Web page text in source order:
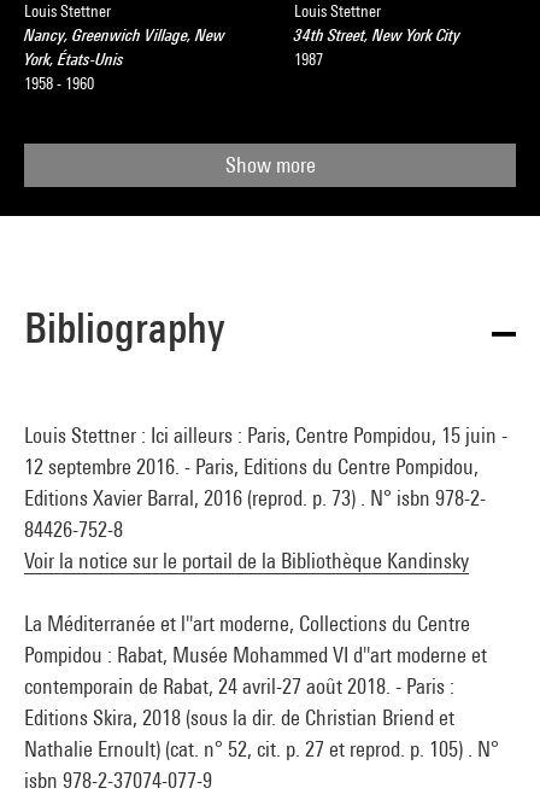
Louis Stettner
Nancy, Greenwich Village, New
York, États-Unis
1958 - 1960
Louis Stettner
34th Street, New York City
1987
Show more
Bibliography
Louis Stettner : Ici ailleurs : Paris, Centre Pompidou, 15 juin -
12 septembre 2016. - Paris, Editions du Centre Pompidou,
Editions Xavier Barral, 2016 (reprod. p. 73) . N° isbn 978-2-
84426-752-8
Voir la notice sur le portail de la Bibliothèque Kandinsky
La Méditerranée et l''art moderne, Collections du Centre
Pompidou : Rabat, Musée Mohammed VI d''art moderne et
contemporain de Rabat, 24 avril-27 août 2018. - Paris :
Editions Skira, 2018 (sous la dir. de Christian Briend et
Nathalie Ernoult) (cat. n° 52, cit. p. 27 et reprod. p. 105) . N°
isbn 978-2-37074-077-9